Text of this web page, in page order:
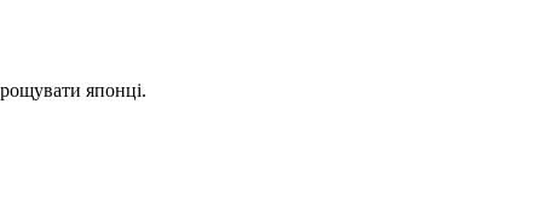
японці.